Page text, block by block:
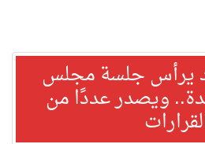
يرأس جلسة مجلس
ويصدر عددًا من